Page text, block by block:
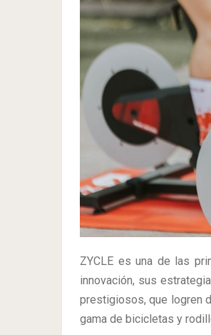
ZYCLE es una de las
innovación, sus
prestigiosos, que logren
gama de bicicletas y